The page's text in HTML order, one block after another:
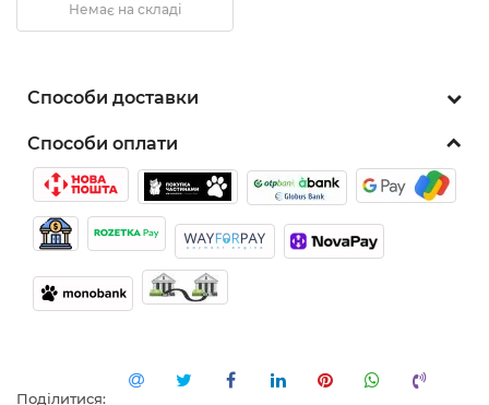
Немає на складі
Способи доставки
Способи оплати
Поділитися: